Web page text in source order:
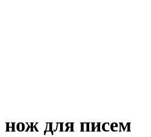
нож для писем